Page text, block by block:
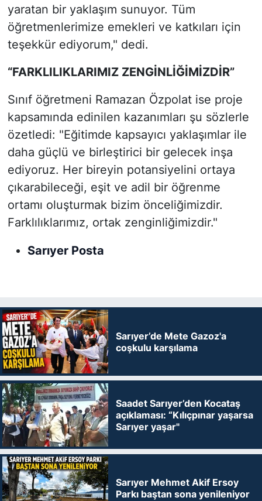
yaratan bir yaklaşım sunuyor. Tüm
öğretmenlerimize emekleri ve katkıları için
teşekkür ediyorum," dedi.
“FARKLILIKLARIMIZ ZENGİNLİĞİMİZDİR”
Sınıf öğretmeni Ramazan Özpolat ise proje
kapsamında edinilen kazanımları şu sözlerle
özetledi: "Eğitimde kapsayıcı yaklaşımlar ile
daha güçlü ve birleştirici bir gelecek inşa
ediyoruz. Her bireyin potansiyelini ortaya
çıkarabileceği, eşit ve adil bir öğrenme
ortamı oluşturmak bizim önceliğimizdir.
Farklılıklarımız, ortak zenginliğimizdir."
Sarıyer Posta
Sarıyer’de Mete Gazoz'a
coşkulu karşılama
Saadet Sarıyer’den Kocataş
açıklaması: “Kılıçpınar yaşarsa
Sarıyer yaşar"
Sarıyer Mehmet Akif Ersoy
Parkı baştan sona yenileniyor